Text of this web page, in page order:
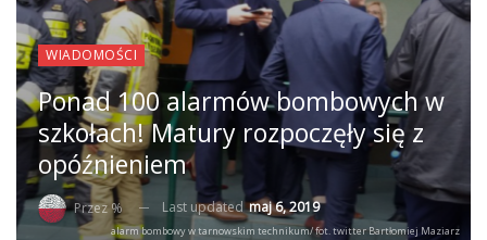
WIADOMOŚCI
Ponad 100 alarmów bombowych w
szkołach! Matury rozpoczęły się z
opóźnieniem
Przez % Last updatedmaj 6, 2019
alarm bombowy w tarnowskim technikum/ fot. twitter Bartłomiej Maziarz